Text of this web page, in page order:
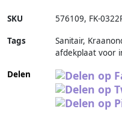
SKU 576109, FK-
Tags
Sanitair,
afdekplaat voor
Delen